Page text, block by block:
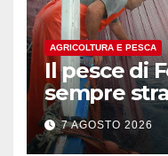
AGRICOLTURA E PESCA
Il pesce di
sempre
in7 AGOSTO 2026